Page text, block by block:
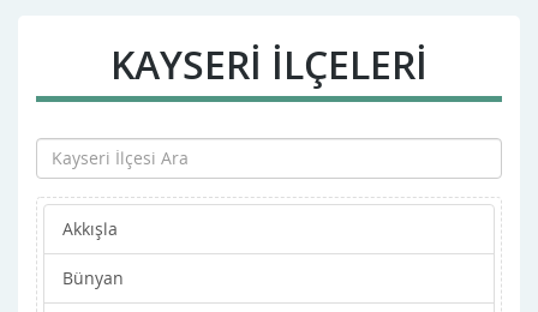
KAYSERI İLÇELERİ
Akkışla
Bünyan